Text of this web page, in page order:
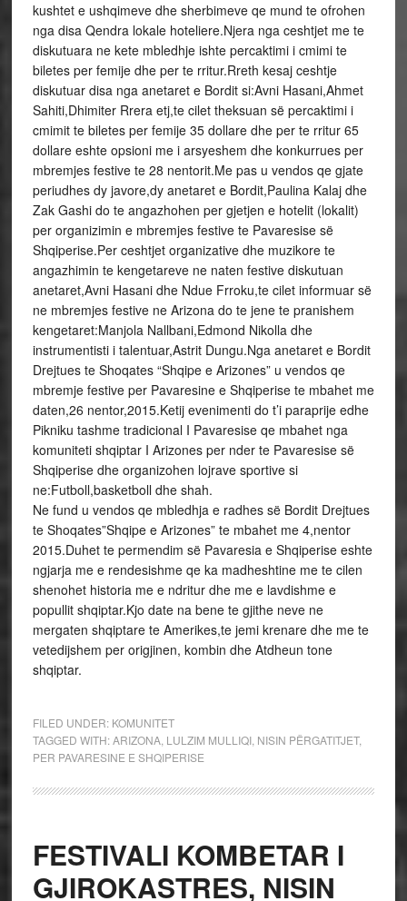
kushtet e ushqimeve dhe sherbimeve qe mund te ofrohen
nga disa Qendra lokale hoteliere.Njera nga ceshtjet me te
diskutuara ne kete mbledhje ishte percaktimi i cmimi te
biletes per femije dhe per te rritur.Rreth kesaj ceshtje
diskutuar disa nga anetaret e Bordit si:Avni Hasani,Ahmet
Sahiti,Dhimiter Rrera etj,te cilet theksuan së percaktimi i
cmimit te biletes per femije 35 dollare dhe per te rritur 65
dollare eshte opsioni me i arsyeshem dhe konkurrues per
mbremjes festive te 28 nentorit.Me pas u vendos qe gjate
periudhes dy javore,dy anetaret e Bordit,Paulina Kalaj dhe
Zak Gashi do te angazhohen per gjetjen e hotelit (lokalit)
per organizimin e mbremjes festive te Pavaresise së
Shqiperise.Per ceshtjet organizative dhe muzikore te
angazhimin te kengetareve ne naten festive diskutuan
anetaret,Avni Hasani dhe Ndue Frroku,te cilet informuar së
ne mbremjes festive ne Arizona do te jene te pranishem
kengetaret:Manjola Nallbani,Edmond Nikolla dhe
instrumentisti i talentuar,Astrit Dungu.Nga anetaret e Bordit
Drejtues te Shoqates “Shqipe e Arizones” u vendos qe
mbremje festive per Pavaresine e Shqiperise te mbahet me
daten,26 nentor,2015.Ketij evenimenti do t’i paraprije edhe
Pikniku tashme tradicional I Pavaresise qe mbahet nga
komuniteti shqiptar I Arizones per nder te Pavaresise së
Shqiperise dhe organizohen lojrave sportive si
ne:Futboll,basketboll dhe shah.
Ne fund u vendos qe mbledhja e radhes së Bordit Drejtues
te Shoqates”Shqipe e Arizones” te mbahet me 4,nentor
2015.Duhet te permendim së Pavaresia e Shqiperise eshte
ngjarja me e rendesishme qe ka madheshtine me te cilen
shenohet historia me e ndritur dhe me e lavdishme e
popullit shqiptar.Kjo date na bene te gjithe neve ne
mergaten shqiptare te Amerikes,te jemi krenare dhe me te
vetedijshem per origjinen, kombin dhe Atdheun tone
shqiptar.
FILED UNDER: KOMUNITET
TAGGED WITH:ARIZONA, LULZIM MULLIQI, NISIN PËRGATITJET,
PER PAVARESINE E SHQIPERISE
FESTIVALI KOMBETAR I
GJIROKASTRES, NISIN